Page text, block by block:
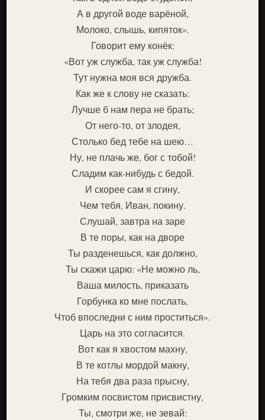
А в другой воде варёной,
Молоко, слышь, кипяток».
Говорит ему конёк:
«Вот уж служба, так уж служба!
Тут нужна моя вся дружба.
Как же к слову не сказать:
Лучше б нам пера не брать;
От него-то, от злодея,
Столько бед тебе на шею…
Ну, не плачь же, бог с тобой!
Сладим как-нибудь с бедой.
И скорее сам я сгину,
Чем тебя, Иван, покину.
Слушай, завтра на заре
В те поры, как на дворе
Ты разденешься, как должно,
Ты скажи царю: «Не можно ль,
Ваша милость, приказать
Горбунка ко мне послать,
Чтоб впоследни с ним проститься».
Царь на это согласится.
Вот как я хвостом махну,
В те котлы мордой макну,
На тебя два раза прысну,
Громким посвистом присвистну,
Ты, смотри же, не зевай: